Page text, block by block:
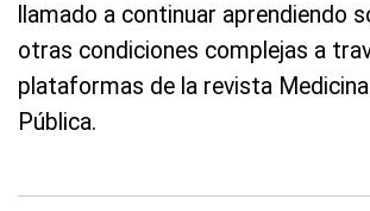
llamado a continuar aprendiendo
otras condiciones complejas a
plataformas de la revista Medicina
Pública.